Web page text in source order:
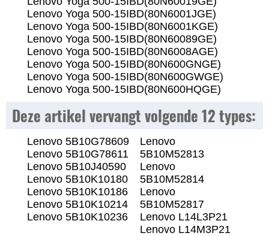
Lenovo Yoga 500-15IBD(80N6001JGE)
Lenovo Yoga 500-15IBD(80N6001KGE)
Lenovo Yoga 500-15IBD(80N60089GE)
Lenovo Yoga 500-15IBD(80N6008AGE)
Lenovo Yoga 500-15IBD(80N600GNGE)
Lenovo Yoga 500-15IBD(80N600GWGE)
Lenovo Yoga 500-15IBD(80N600HQGE)
Deze artikel vervangt volgende 12 types:
Lenovo 5B10G78609
Lenovo 5B10G78611
Lenovo 5B10J40590
Lenovo 5B10K10180
Lenovo 5B10K10186
Lenovo 5B10K10214
Lenovo 5B10K10236
Lenovo
5B10M52813
Lenovo
5B10M52814
Lenovo
5B10M52817
Lenovo L14L3P21
Lenovo L14M3P21